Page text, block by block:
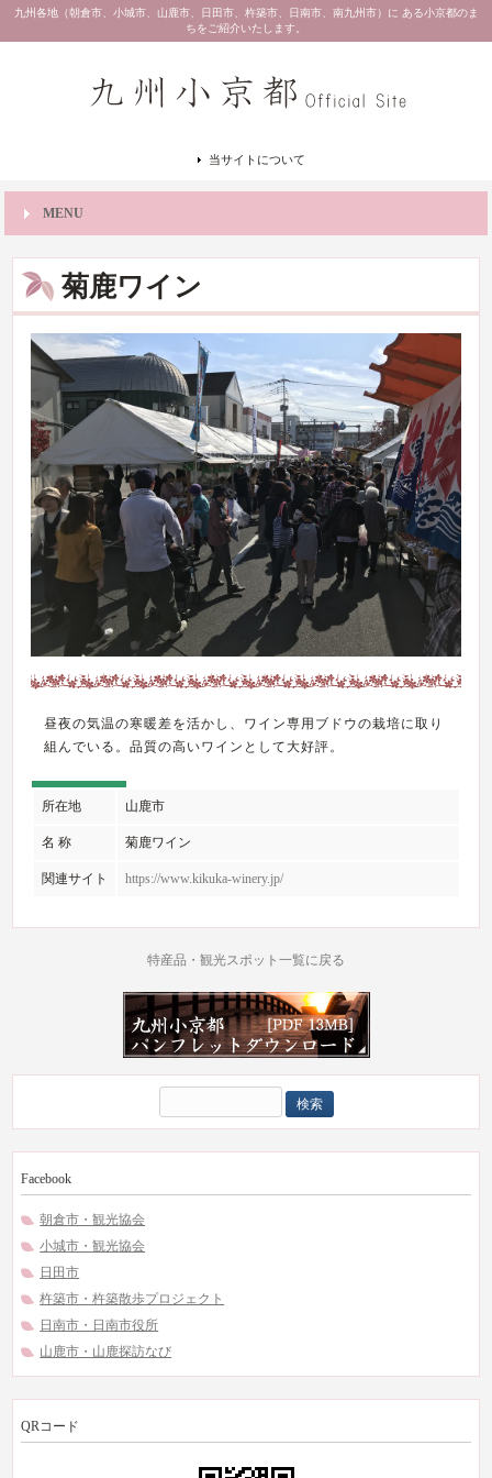
九州各地（朝倉市、小城市、山鹿市、日田市、杵築市、日南市、南九州市）に ある小京都のま
ちをご紹介いたします。
当サイトについて
MENU
菊鹿ワイン
昼夜の気温の寒暖差を活かし、ワイン専用ブドウの栽培に取り
組んでいる。品質の高いワインとして大好評。
所在地 山鹿市
名 称 菊鹿ワイン
関連サイト https://www.kikuka-winery.jp/
特産品・観光スポット一覧に戻る
索:
Facebook
朝倉市・観光協会
小城市・観光協会
日田市
杵築市・杵築散歩プロジェクト
日南市・日南市役所
山鹿市・山鹿探訪なび
QRコード